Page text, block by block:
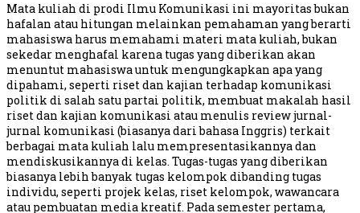
Mata kuliah di prodi Ilmu Komunikasi ini mayoritas bukan
hafalan atau hitungan melainkan pemahaman yang berarti
mahasiswa harus memahami materi mata kuliah, bukan
sekedar menghafal karena tugas yang diberikan akan
menuntut mahasiswa untuk mengungkapkan apa yang
dipahami, seperti riset dan kajian terhadap komunikasi
politik di salah satu partai politik, membuat makalah hasil
riset dan kajian komunikasi atau menulis review jurnal-
jurnal komunikasi (biasanya dari bahasa Inggris) terkait
berbagai mata kuliah lalu mempresentasikannya dan
mendiskusikannya di kelas. Tugas-tugas yang diberikan
biasanya lebih banyak tugas kelompok dibanding tugas
individu, seperti projek kelas, riset kelompok, wawancara
atau pembuatan media kreatif. Pada semester pertama,